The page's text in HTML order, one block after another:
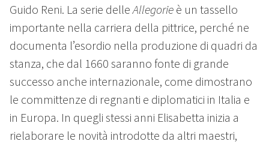
Guido Reni. La serie delleAllegorie è un tassello
importante nella carriera della pittrice, perché ne
documenta l’esordio nella produzione di quadri da
stanza, che dal 1660 saranno fonte di grande
successo anche internazionale, come dimostrano
le committenze di regnanti e diplomatici in Italia e
in Europa. In quegli stessi anni Elisabetta inizia a
rielaborare le novità introdotte da altri maestri,